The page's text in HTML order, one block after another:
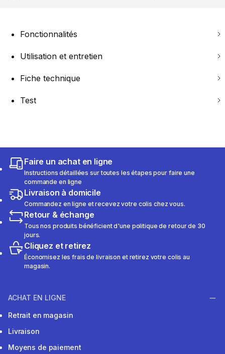
Fonctionnalités
Utilisation et entretien
Fiche technique
Test
Faire un achat en ligne
Instructions détaillées sur toutes les étapes pour faire une
commande en ligne
Livraison à domicile
Commandez en ligne et recevez votre colis chez vous.
Retour & échange
Tous nos produits bénéficient d'une politique de retour de 30
jours.
Cliquez et retirez
Économisez les frais de livraison et retirez votre colis au
magasin.
ACHAT EN LIGNE
Retrait en magasin
Livraison
Moyens de paiement